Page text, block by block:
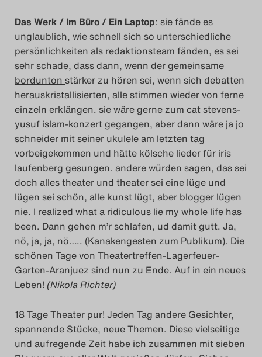
Das Werk / Im Büro / Ein Laptop: sie fände es
unglaublich, wie schnell sich so unterschiedliche
persönlichkeiten als redaktionsteam fänden, es sei
sehr schade, dass dann, wenn der gemeinsame
bordunton stärker zu hören sei, wenn sich debatten
herauskristallisierten, alle stimmen wieder von ferne
einzeln erklängen. sie wäre gerne zum cat stevens-
yusuf islam-konzert gegangen, aber dann wäre ja jo
schneider mit seiner ukulele am letzten tag
vorbeigekommen und hätte kölsche lieder für iris
laufenberg gesungen. andere würden sagen, das sei
doch alles theater und theater sei eine lüge und
lügen sei schön, alle kunst lügt, aber blogger lügen
nie. I realized what a ridiculous lie my whole life has
been. Dann gehen m’r schlafen, ud damit gutt. Ja,
nö, ja, ja, nö….. (Kanakengesten zum Publikum). Die
schönen Tage von Theatertreffen-Lagerfeuer-
Garten-Aranjuez sind nun zu Ende. Auf in ein neues
Leben! (Nikola Richter)
18 Tage Theater pur! Jeden Tag andere Gesichter,
spannende Stücke, neue Themen. Diese vielseitige
und aufregende Zeit habe ich zusammen mit sieben